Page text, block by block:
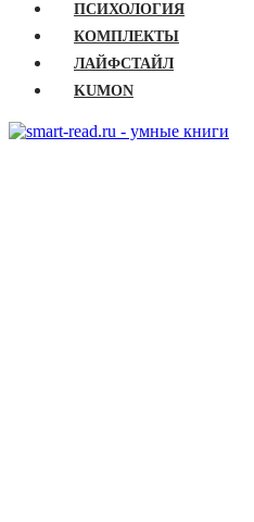
ПСИХОЛОГИЯ
КОМПЛЕКТЫ
ЛАЙФСТАЙЛ
KUMON